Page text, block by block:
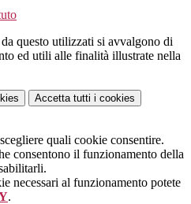
questo utilizzati si avvalgono di
ed utili alle finalità illustrate nella
Accetta tutti i cookies
quali cookie consentire.
consentono il funzionamento della
necessari al funzionamento potete
.